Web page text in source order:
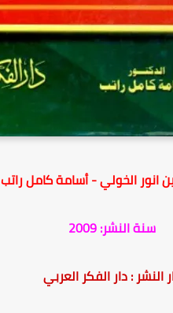
انور الخولي - أسامة كامل راتب
سنة النشر: 2009
النشر : دار الفكر العربي